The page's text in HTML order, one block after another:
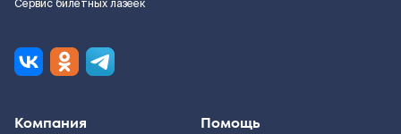
Сервис билетных лазеек
Компания Помощь